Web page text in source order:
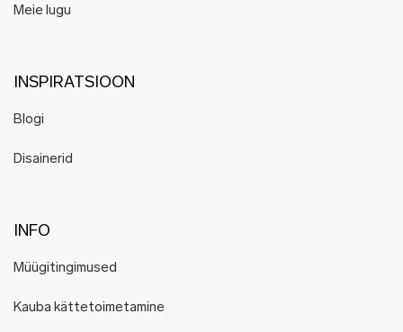
Meie lugu
INSPIRATSIOON
Blogi
Disainerid
INFO
Müügitingimused
Kauba kättetoimetamine